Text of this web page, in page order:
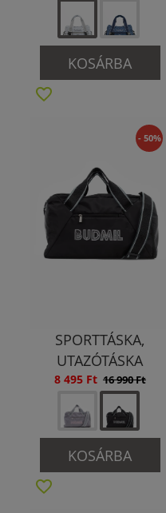
KOSÁRBA
- 50%
SPORTTÁSKA,
UTAZÓTÁSKA
8 495 Ft 16 990 Ft
KOSÁRBA